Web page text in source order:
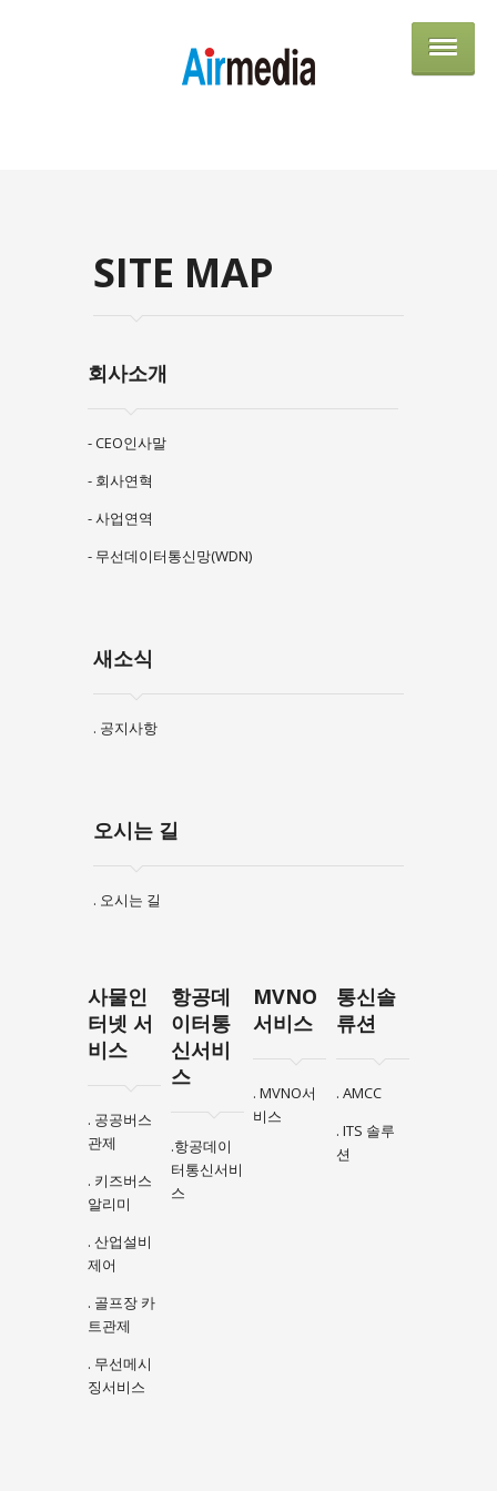
SITE MAP
회사소개
- CEO인사말
- 회사연혁
- 사업연역
- 무선데이터통신망(WDN)
새소식
. 공지사항
오시는 길
. 오시는 길
사물인
터넷 서
비스
. 공공버스
관제
. 키즈버스
알리미
. 산업설비
제어
. 골프장 카
트관제
. 무선메시
징서비스
항공데
이터통
신서비
스
.항공데이
터통신서비
스
MVNO
서비스
. MVNO서
비스
통신솔
류션
. AMCC
. ITS 솔루
션